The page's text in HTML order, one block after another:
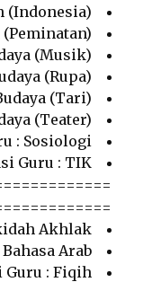
(Indonesia)
(Musik)
(Rupa)
(Tari)
(Teater)
: Sosiologi
Guru : TIK
Akhlak
Arab
: Fiqih